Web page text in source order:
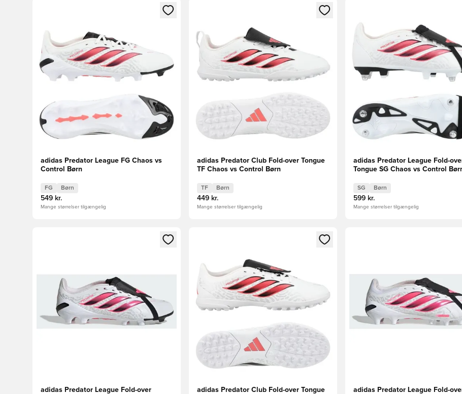
Åbner en Modal til at logge ind eller tilmelde dig som medlem
adidas Predator League FG Chaos vs
Control Børn
FG Børn
549 kr.
Mange størrelser tilgængelig
Åbner en Modal til at logge ind eller tilmelde dig som medlem
adidas Predator Club Fold-over Tongue
TF Chaos vs Control Børn
TF Børn
449 kr.
Mange størrelser tilgængelig
Åbner en Modal til at logge
adidas Predator League Fold-
Tongue SG Chaos vs Control
SG Børn
599 kr.
Mange størrelser tilgængelig
Åbner en Modal til at logge ind eller tilmelde dig som medlem
adidas Predator League Fold-over
Åbner en Modal til at logge ind eller tilmelde dig som medlem
adidas Predator Club Fold-over Tongue
Åbner en Modal til at logge
adidas Predator League Fold-